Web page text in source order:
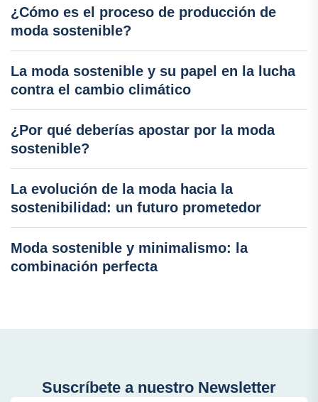
¿Cómo es el proceso de producción de
moda sostenible?
La moda sostenible y su papel en la lucha
contra el cambio climático
¿Por qué deberías apostar por la moda
sostenible?
La evolución de la moda hacia la
sostenibilidad: un futuro prometedor
Moda sostenible y minimalismo: la
combinación perfecta
Suscríbete a nuestro Newsletter